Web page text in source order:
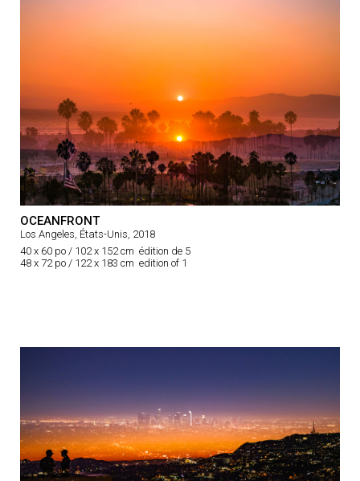
OCEANFRONT
Los Angeles, États-Unis, 2018
40 x 60 po / 102 x 152 cm édition de 5
48 x 72 po / 122 x 183 cm edition of 1